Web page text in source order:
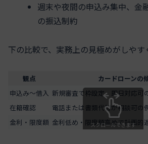
週末や夜間の申込み集中、金
の振込制約
下の比較で、実務上の見極めがしやす
観点 カードローンの
申込み～借入 新規審査で枠設定、即日対応可
在籍確認
電話または書類代替が相談可の
金利・限度額 金利低め・限度額高めで計画的
スクロールできます